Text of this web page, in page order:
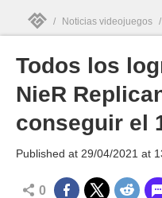
MGG
/ Noticias videojuegos /
Todos los
NieR
conseguir el
Published at 29/04/2021 at
0